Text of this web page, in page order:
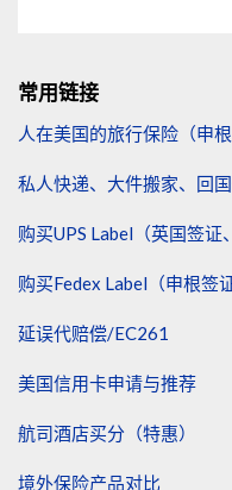
常用链接
人在美国的旅行保险（申
私人快递、大件搬家、回
购买UPS Label（英国签证
购买Fedex Label（申根签
延误代赔偿/EC261
美国信用卡申请与推荐
航司酒店买分（特惠）
境外保险产品对比